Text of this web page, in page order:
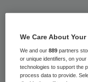
hun hoede
betaald
toekomst gratis
We Care About
We and our889 partners
or unique identifiers, on
technologies to support the
process data to provide.